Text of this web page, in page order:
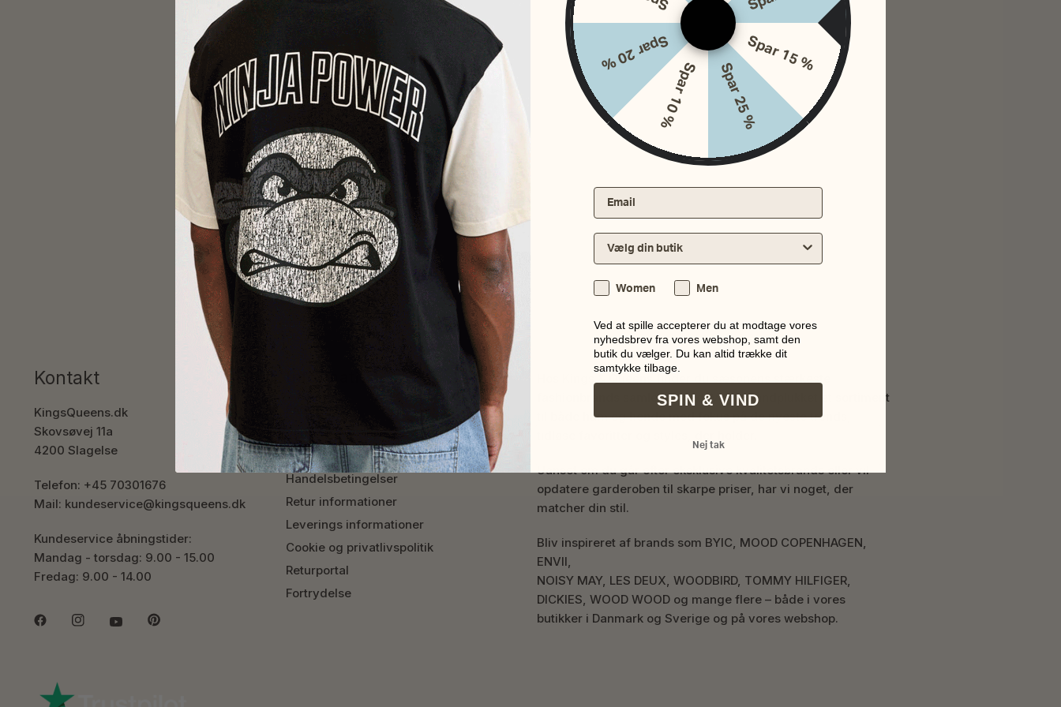
Comfort new stretch
400,00 DKK
100,00 DKK
Black Rebel
+4
Kontakt
KingsQueens.dk
Skovsøvej 11a
4200 Slagelse
Telefon: +45 70301676
Mail: kundeservice@kingsqueens.dk
Kundeservice åbningstider:
Mandag - torsdag: 9.00 - 15.00
Fredag: 9.00 - 14.00
Information
Shops
Handelsbetingelser
Retur informationer
Leverings informationer
Cookie og privatlivspolitik
Returportal
Fortrydelse
Hos Kings & Queens finder du sæsonens stærkeste
fashionbrands samlet ét sted. Vi har håndplukket et sortiment
til både ham og hende med fokus på de nyeste trends,
Uanset om du går efter eksklusive kvalitetsbrands eller vil
opdatere garderoben til skarpe priser, har vi noget, der
matcher din stil.
Bliv inspireret af brands som BYIC, MOOD COPENHAGEN,
ENVII,
NOISY MAY, LES DEUX, WOODBIRD, TOMMY HILFIGER,
DICKIES, WOOD WOOD og mange flere – både i vores
butikker i Danmark og Sverige og på vores webshop.
Spar 15 %
Spar 25 %
Spar 10 %
Spar 20 %
Email
Vælg din nærmeste butik
Køn Women Men
Ved at spille accepterer du at modtage vores
nyhedsbrev fra vores webshop, samt den
butik du vælger. Du kan altid trække dit
samtykke tilbage.
SPIN & VIND
Nej tak